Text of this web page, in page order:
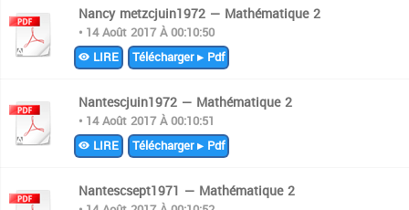
Nancy metzcjuin1972 — Mathématique 2
• 14 Août 2017 À 00:10:50
LIRE Télécharger ▸ Pdf
Nantescjuin1972 — Mathématique 2
• 14 Août 2017 À 00:10:51
LIRE Télécharger ▸ Pdf
Nantescsept1971 — Mathématique 2